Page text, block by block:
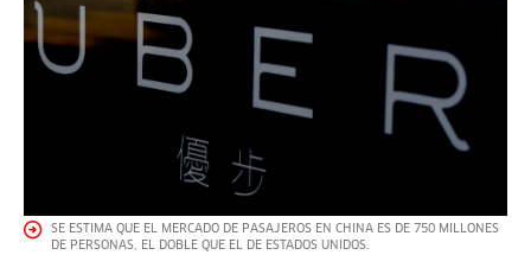
SE ESTIMA QUE EL MERCADO DE PASAJEROS EN CHINA ES DE 750 MILLONES
DE PERSONAS, EL DOBLE QUE EL DE ESTADOS UNIDOS.